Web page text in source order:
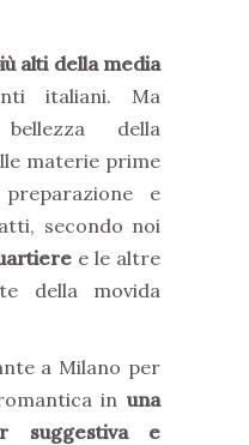
alti della media
italiani. Ma
della
materie prime
e
secondo noi
e le altre
della movida
a Milano per
in una
suggestiva e